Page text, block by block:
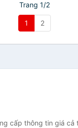
Trang 1/2
1 2
cấp thông tin giá cả